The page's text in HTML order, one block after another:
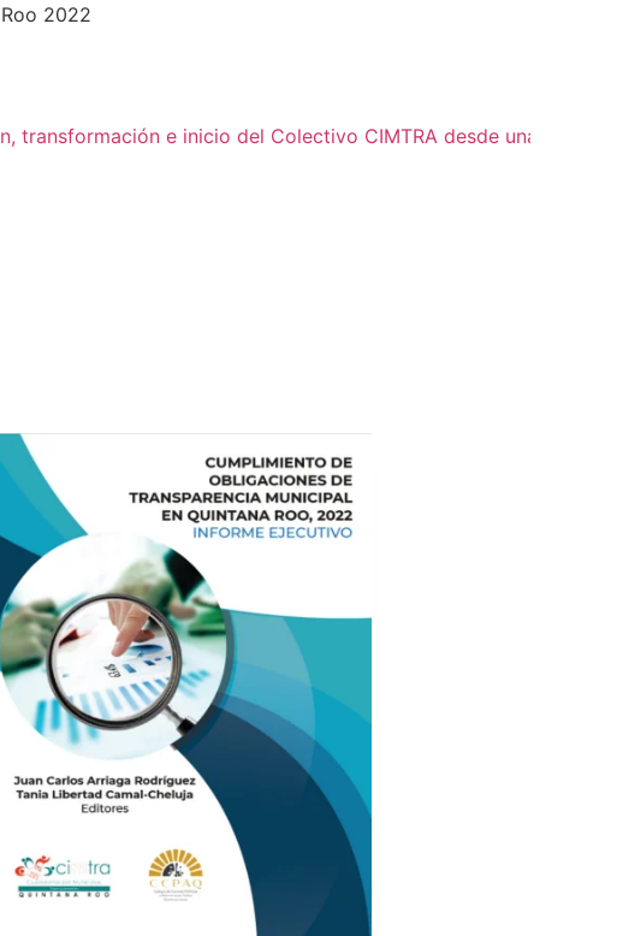
2022
transformación e inicio del Colectivo CIMTRA desde una